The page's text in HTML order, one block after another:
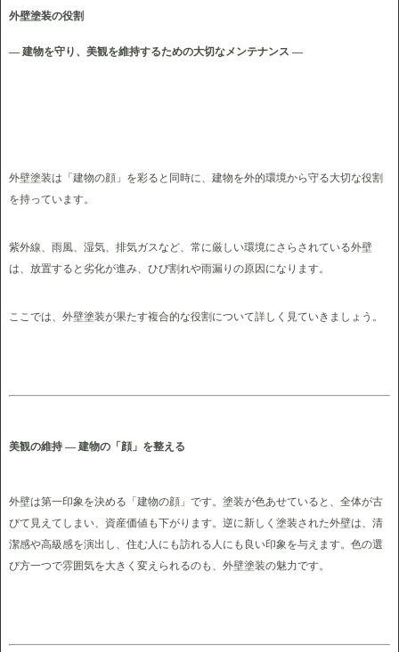
外壁塗装の役割
― 建物を守り、美観を維持するための大切なメンテナンス ―
外壁塗装は「建物の顔」を彩ると同時に、建物を外的環境から守る大切な役割
を持っています。
紫外線、雨風、湿気、排気ガスなど、常に厳しい環境にさらされている外壁
は、放置すると劣化が進み、ひび割れや雨漏りの原因になります。
ここでは、外壁塗装が果たす複合的な役割について詳しく見ていきましょう。
美観の維持 ― 建物の「顔」を整える
外壁は第一印象を決める「建物の顔」です。塗装が色あせていると、全体が古
びて見えてしまい、資産価値も下がります。逆に新しく塗装された外壁は、清
潔感や高級感を演出し、住む人にも訪れる人にも良い印象を与えます。色の選
び方一つで雰囲気を大きく変えられるのも、外壁塗装の魅力です。